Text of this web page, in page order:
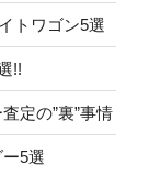
トワゴン5選
!!
定の”裏”事情
5選